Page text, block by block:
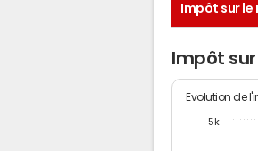
Impôt sur le
Impôt
Evolution de
5k